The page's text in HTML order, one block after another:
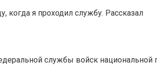
когда я проходил службу. Рассказал
службы войск национальной